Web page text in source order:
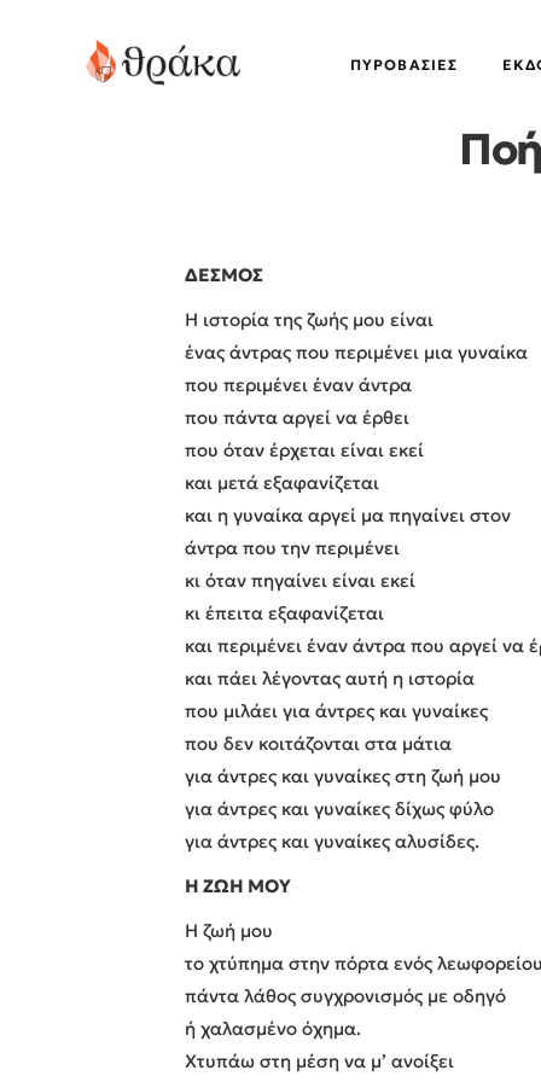
ΠΥΡΟΒΑΣΊΕΣ
ΔΕΣΜΟΣ
Η ιστορία της ζωής μου είναι
ένας άντρας που περιμένει μια γυναίκα
που περιμένει έναν άντρα
που πάντα αργεί να έρθει
που όταν έρχεται είναι εκεί
και μετά εξαφανίζεται
και η γυναίκα αργεί μα πηγαίνει στον
άντρα που την περιμένει
κι όταν πηγαίνει είναι εκεί
κι έπειτα εξαφανίζεται
και περιμένει έναν άντρα που αργεί να
και πάει λέγοντας αυτή η ιστορία
που μιλάει για άντρες και γυναίκες
που δεν κοιτάζονται στα μάτια
για άντρες και γυναίκες στη ζωή μου
για άντρες και γυναίκες δίχως φύλο
για άντρες και γυναίκες αλυσίδες.
Η ΖΩΗ ΜΟY
H ζωή μου
το χτύπημα στην πόρτα ενός λεωφορείου
πάντα λάθος συγχρονισμός με οδηγό
ή χαλασμένο όχημα.
Χτυπάω στη μέση να μ’ ανοίξει